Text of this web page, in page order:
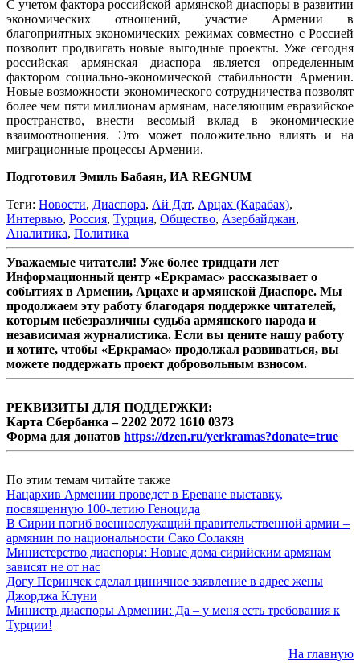
С учетом фактора российской армянской диаспоры в развитии
экономических отношений, участие Армении в
благоприятных экономических режимах совместно с Россией
позволит продвигать новые выгодные проекты. Уже сегодня
российская армянская диаспора является определенным
фактором социально-экономической стабильности Армении.
Новые возможности экономического сотрудничества позволят
более чем пяти миллионам армянам, населяющим евразийское
пространство, внести весомый вклад в экономические
взаимоотношения. Это может положительно влиять и на
миграционные процессы Армении.
Подготовил Эмиль Бабаян, ИА REGNUM
Теги: Новости, Диаспора, Ай Дат, Арцах (Карабах),
Интервью, Россия, Турция, Общество, Азербайджан,
Аналитика, Политика
Уважаемые читатели! Уже более тридцати лет
Информационный центр «Еркрамас» рассказывает о
событиях в Армении, Арцахе и армянской Диаспоре. Мы
продолжаем эту работу благодаря поддержке читателей,
которым небезразличны судьба армянского народа и
независимая журналистика. Если вы цените нашу работу
и хотите, чтобы «Еркрамас» продолжал развиваться, вы
можете поддержать проект добровольным взносом.
РЕКВИЗИТЫ ДЛЯ ПОДДЕРЖКИ:
Карта Сбербанка – 2202 2072 1610 0373
Форма для донатов https://dzen.ru/yerkramas?donate=true
По этим темам читайте также
Нацархив Армении проведет в Ереване выставку,
посвященную 100-летию Геноцида
В Сирии погиб военнослужащий правительственной армии –
армянин по национальности Сако Солакян
Министерство диаспоры: Новые дома сирийским армянам
зависят не от нас
Догу Перинчек сделал циничное заявление в адрес жены
Джорджа Клуни
Министр диаспоры Армении: Да – у меня есть требования к
Турции!
На главную